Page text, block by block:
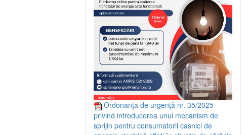
Ordonanța de urgență nr. 35/2025
privind introducerea unui mecanism de
sprijin pentru consumatorii casnici de